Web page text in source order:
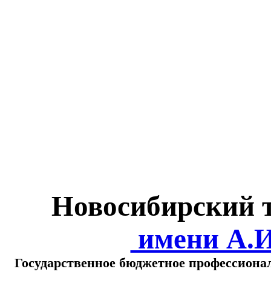
Новосибирский
имени
Государственное бюджетное